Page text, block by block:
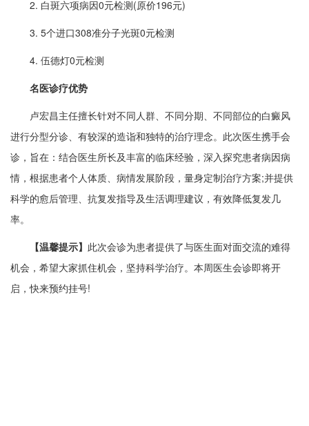
2. 白斑六项病因0元检测(原价196元)
3. 5个进口308准分子光斑0元检测
4. 伍德灯0元检测
名医诊疗优势
卢宏昌主任擅长针对不同人群、不同分期、不同部位的白癜风
进行分型分诊、有较深的造诣和独特的治疗理念。此次医生携手会
诊，旨在：结合医生所长及丰富的临床经验，深入探究患者病因病
情，根据患者个人体质、病情发展阶段，量身定制治疗方案;并提供
科学的愈后管理、抗复发指导及生活调理建议，有效降低复发几
率。
【温馨提示】 此次会诊为患者提供了与医生面对面交流的难得
机会，希望大家抓住机会，坚持科学治疗。本周医生会诊即将开
启，快来预约挂号!